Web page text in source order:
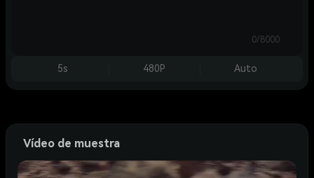
0/8000
5s 480P Auto
Vídeo de muestra